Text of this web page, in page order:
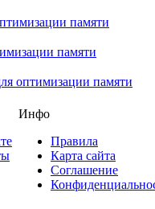
памяти
памяти
оптимизации памяти
Инфо
Правила
Карта сайта
Соглашение